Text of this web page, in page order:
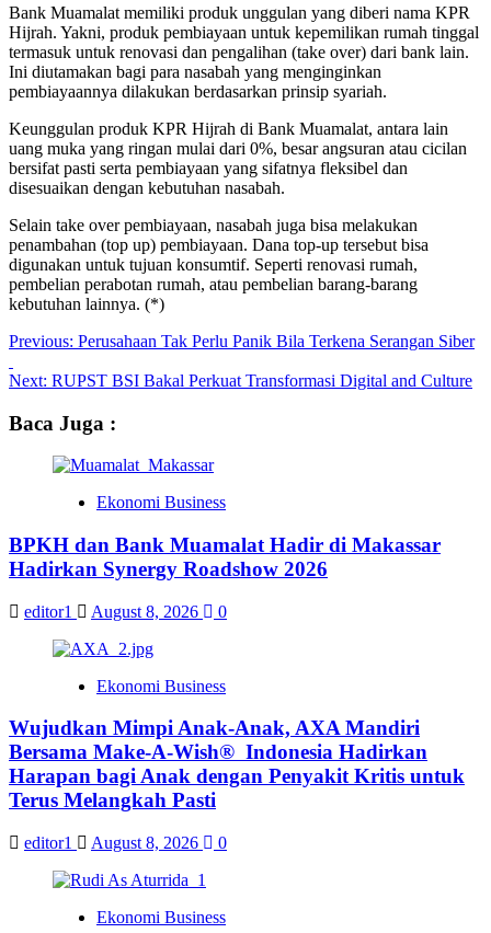
Bank Muamalat memiliki produk unggulan yang diberi nama KPR
Hijrah. Yakni, produk pembiayaan untuk kepemilikan rumah tinggal
termasuk untuk renovasi dan pengalihan (take over) dari bank lain.
Ini diutamakan bagi para nasabah yang menginginkan
pembiayaannya dilakukan berdasarkan prinsip syariah.
Keunggulan produk KPR Hijrah di Bank Muamalat, antara lain
uang muka yang ringan mulai dari 0%, besar angsuran atau cicilan
bersifat pasti serta pembiayaan yang sifatnya fleksibel dan
disesuaikan dengan kebutuhan nasabah.
Selain take over pembiayaan, nasabah juga bisa melakukan
penambahan (top up) pembiayaan. Dana top-up tersebut bisa
digunakan untuk tujuan konsumtif. Seperti renovasi rumah,
pembelian perabotan rumah, atau pembelian barang-barang
kebutuhan lainnya. (*)
Post
navigation
Previous: Perusahaan Tak Perlu Panik Bila Terkena Serangan Siber
Next: RUPST BSI Bakal Perkuat Transformasi Digital and Culture
Baca Juga :
Ekonomi Business
BPKH dan Bank Muamalat Hadir di Makassar
Hadirkan Synergy Roadshow 2026
editor1 August 8, 2026 0
Ekonomi Business
Wujudkan Mimpi Anak-Anak, AXA Mandiri
Bersama Make-A-Wish® Indonesia Hadirkan
Harapan bagi Anak dengan Penyakit Kritis untuk
Terus Melangkah Pasti
editor1 August 8, 2026 0
Ekonomi Business